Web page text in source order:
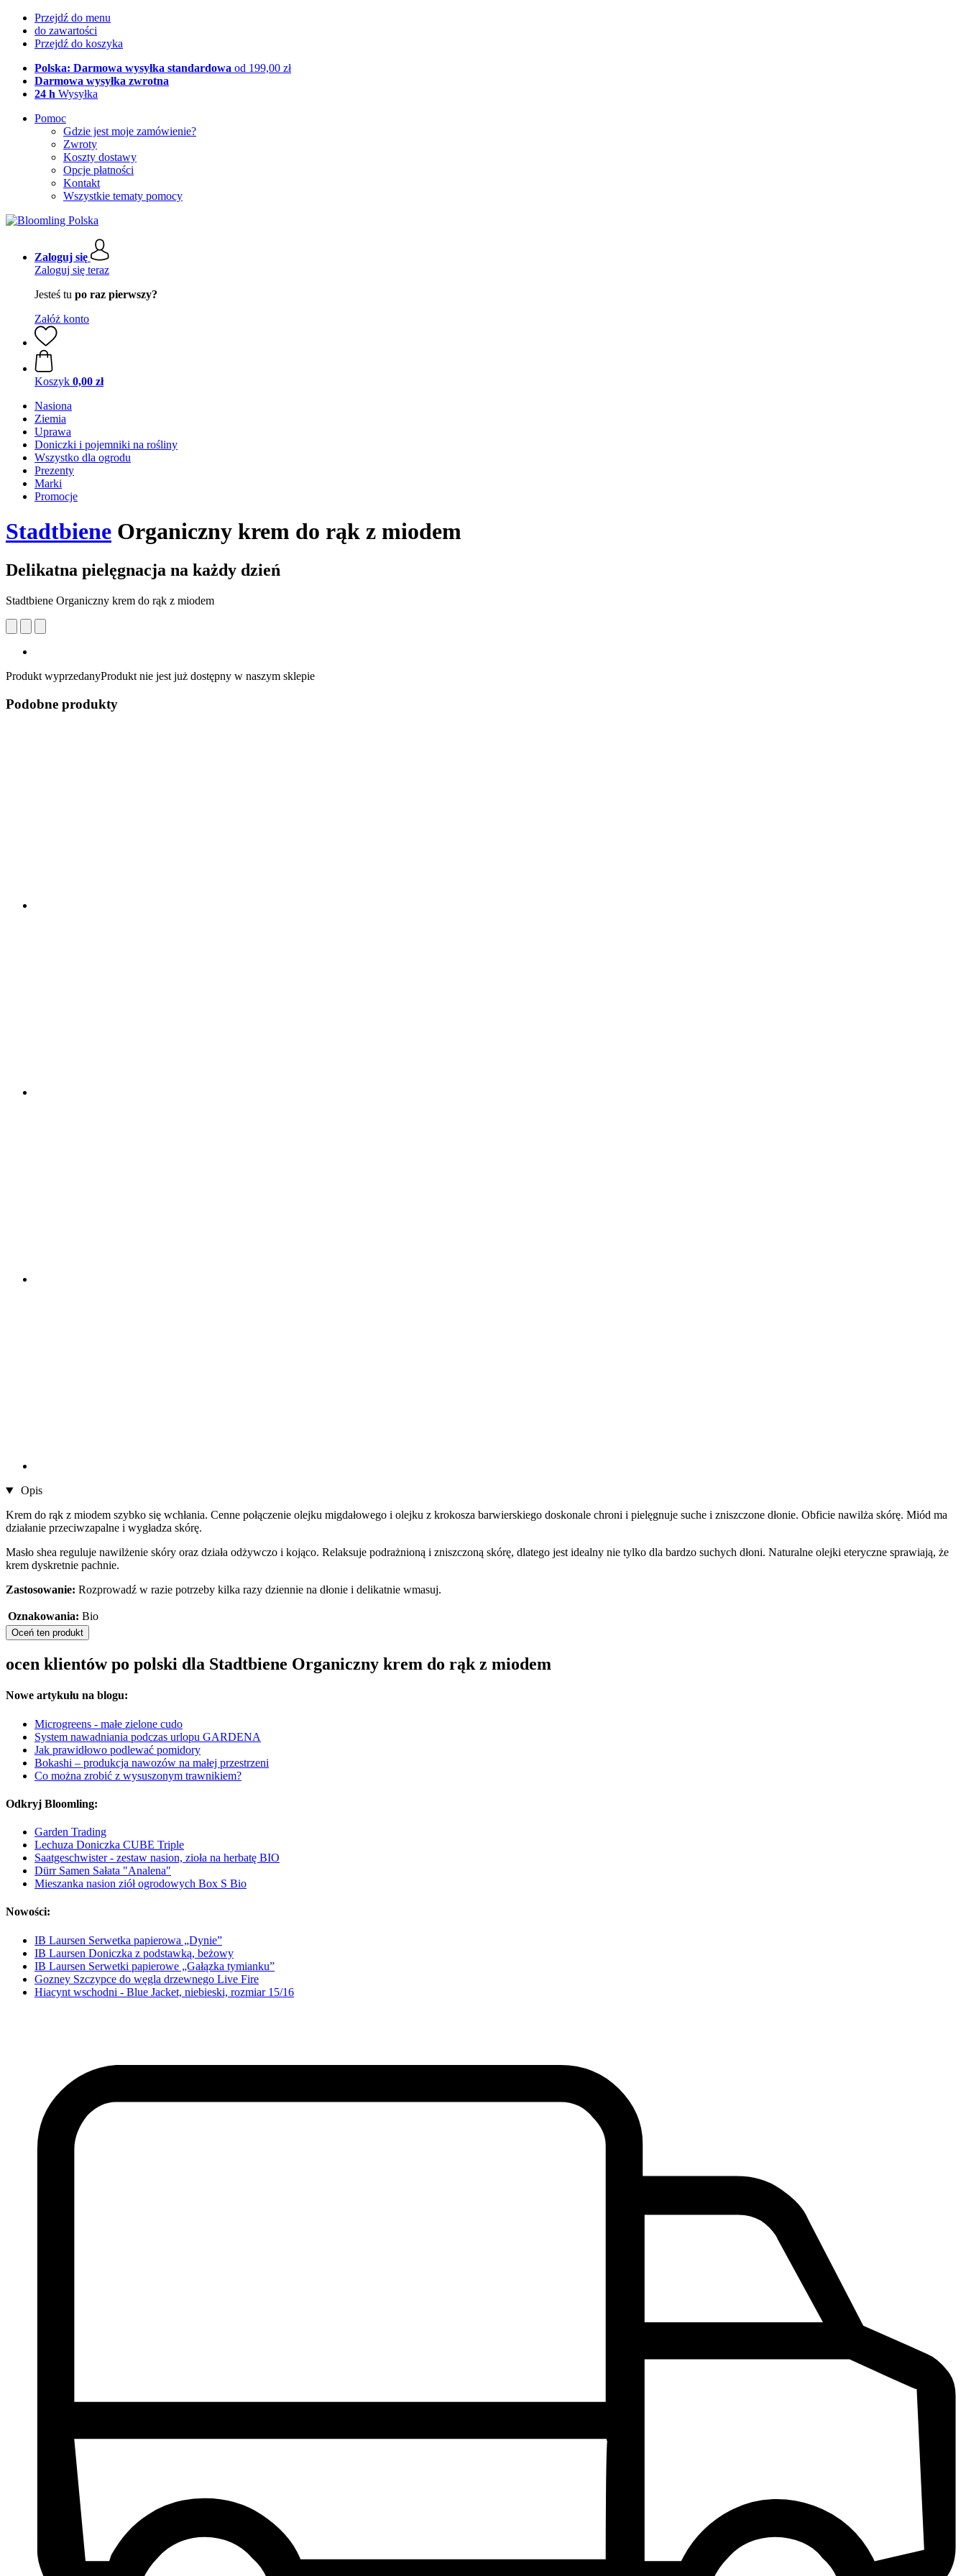
Przejdź do menu
do zawartości
Przejdź do koszyka
Polska: Darmowa wysyłka standardowa od 199,00 zł
Darmowa wysyłka zwrotna
24 h Wysyłka
Pomoc
Gdzie jest moje zamówienie?
Zwroty
Koszty dostawy
Opcje płatności
Kontakt
Wszystkie tematy pomocy
Zaloguj się
Zaloguj się teraz
Jesteś tu po raz pierwszy?
Załóż konto
Koszyk 0,00 zł
Nasiona
Ziemia
Uprawa
Doniczki i pojemniki na rośliny
Wszystko dla ogrodu
Prezenty
Marki
Promocje
Stadtbiene Organiczny krem do rąk z miodem
Delikatna pielęgnacja na każdy dzień
Stadtbiene Organiczny krem do rąk z miodem
Produkt wyprzedanyProdukt nie jest już dostępny w naszym sklepie
Podobne produkty
Opis
Krem do rąk z miodem szybko się wchłania. Cenne połączenie olejku migdałowego i olejku z krokosza barwierskiego doskonale chroni i pielęgnuje suche i zniszczone dłonie. Obficie nawilża skórę. Miód ma
działanie przeciwzapalne i wygładza skórę.
Masło shea reguluje nawilżenie skóry oraz działa odżywczo i kojąco. Relaksuje podrażnioną i zniszczoną skórę, dlatego jest idealny nie tylko dla bardzo suchych dłoni. Naturalne olejki eteryczne sprawiają, że
krem dyskretnie pachnie.
Zastosowanie: Rozprowadź w razie potrzeby kilka razy dziennie na dłonie i delikatnie wmasuj.
Oznakowania: Bio
Oceń ten produkt
ocen klientów po polski dla Stadtbiene Organiczny krem do rąk z miodem
Nowe artykułu na blogu:
Microgreens - małe zielone cudo
System nawadniania podczas urlopu GARDENA
Jak prawidłowo podlewać pomidory
Bokashi – produkcja nawozów na małej przestrzeni
Co można zrobić z wysuszonym trawnikiem?
Odkryj Bloomling:
Garden Trading
Lechuza Doniczka CUBE Triple
Saatgeschwister - zestaw nasion, zioła na herbatę BIO
Dürr Samen Sałata "Analena"
Mieszanka nasion ziół ogrodowych Box S Bio
Nowości:
IB Laursen Serwetka papierowa „Dynie”
IB Laursen Doniczka z podstawką, beżowy
IB Laursen Serwetki papierowe „Gałązka tymianku”
Gozney Szczypce do węgla drzewnego Live Fire
Hiacynt wschodni - Blue Jacket, niebieski, rozmiar 15/16